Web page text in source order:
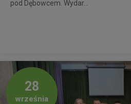
pod Dębowcem. Wydar...
28
września